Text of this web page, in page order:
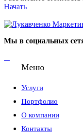
Начать
Мы в социальных
Меню
Услуги
Портфолио
О компании
Контакты